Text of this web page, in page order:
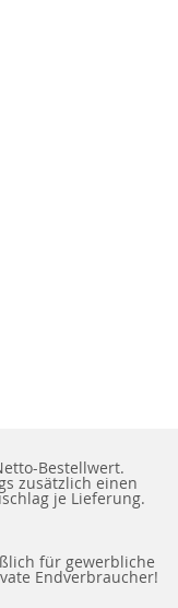
Bestellwert.
zusätzlich einen
je Lieferung.
für gewerbliche
Endverbraucher!